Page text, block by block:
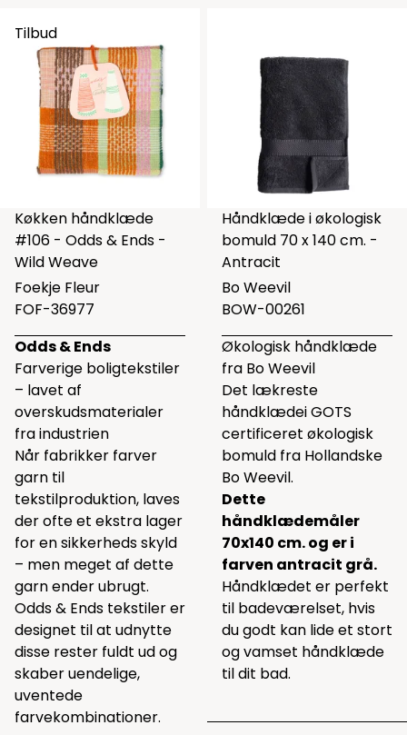
Tilbud
Køkken håndklæde
#106 - Odds & Ends -
Wild Weave
Foekje Fleur
FOF-36977
Odds & Ends
Farverige boligtekstiler
– lavet af
overskudsmaterialer
fra industrien
Når fabrikker farver
garn til
tekstilproduktion, laves
der ofte et ekstra lager
for en sikkerheds skyld
– men meget af dette
garn ender ubrugt.
Odds & Ends tekstiler er
designet til at udnytte
disse rester fuldt ud og
skaber uendelige,
uventede
farvekombinationer.
Håndklæde i økologisk
bomuld 70 x 140 cm. -
Antracit
Bo Weevil
BOW-00261
Økologisk håndklæde
fra Bo Weevil
Det lækreste
håndklædei GOTS
certificeret økologisk
bomuld fra Hollandske
Bo Weevil.
Dette
håndklædemåler
70x140 cm. og er i
farven antracit grå.
Håndklædet er perfekt
til badeværelset, hvis
du godt kan lide et stort
og vamset håndklæde
til dit bad.